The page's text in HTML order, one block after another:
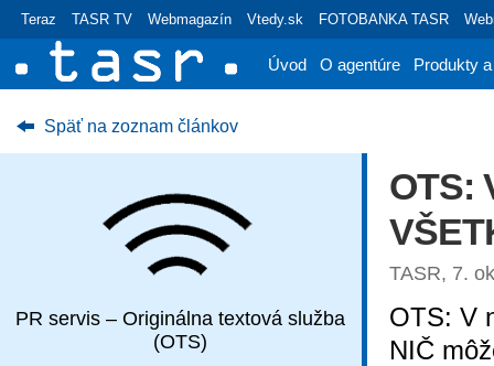
Teraz TASR TV Webmagazín Vtedy.sk FOTOBANKA TASR
Úvod O agentúre Produkty
Späť na zoznam článkov
PR servis – Originálna textová služba
(OTS)
OTS:
TASR, 7.
OTS: V
NIČ